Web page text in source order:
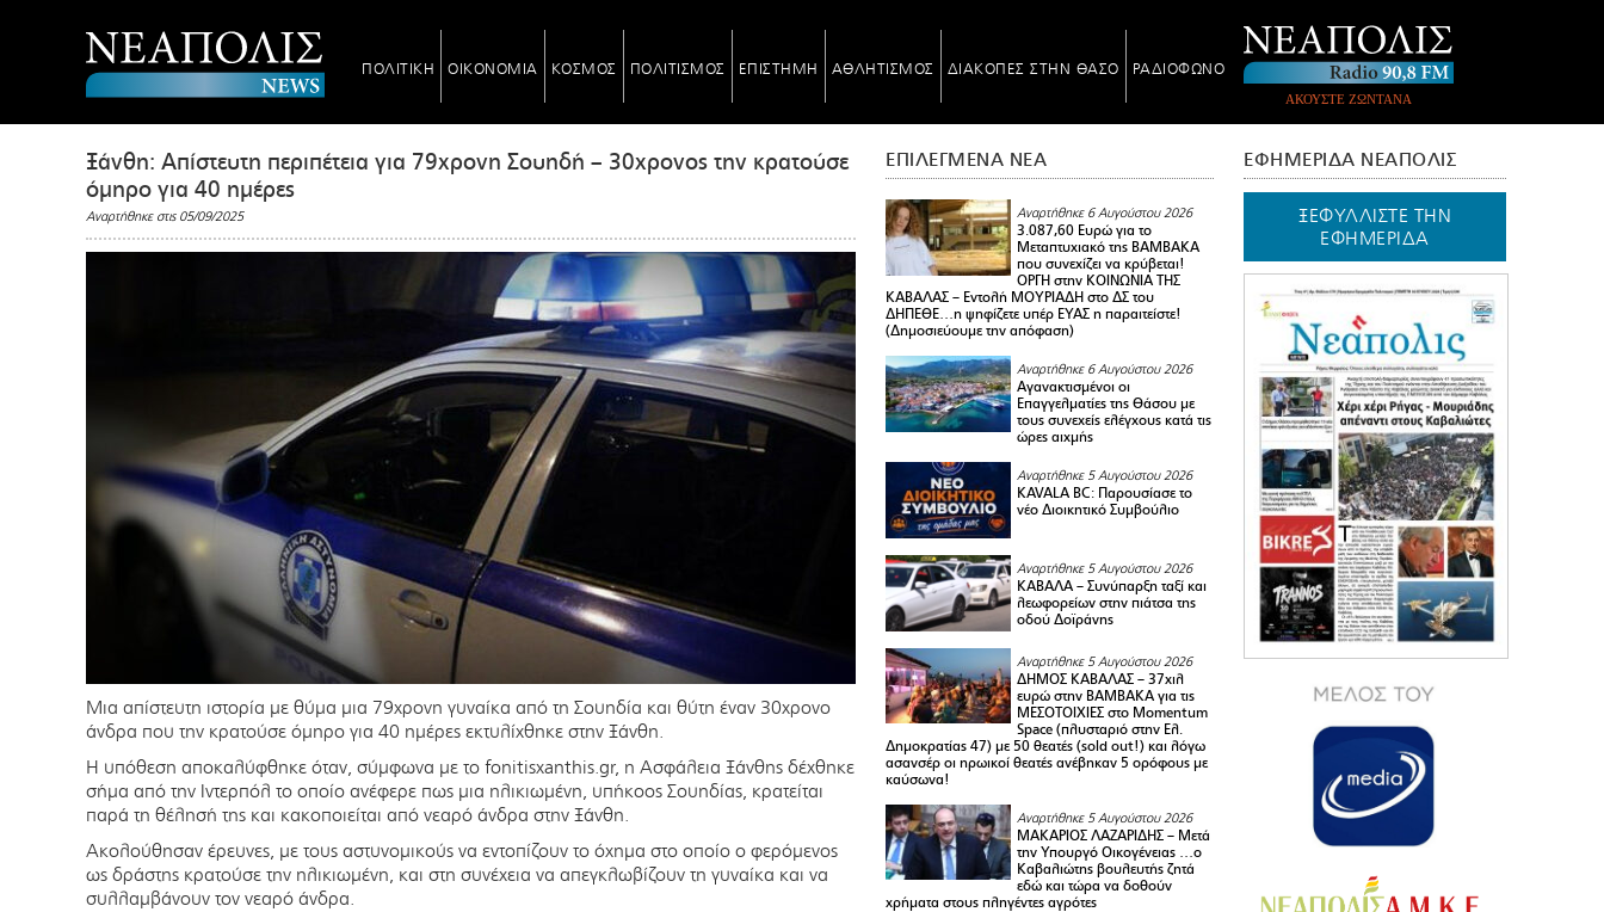
ΠΟΛΙΤΙΚΗ ΟΙΚΟΝΟΜΙΑ ΚΟΣΜΟΣ ΠΟΛΙΤΙΣΜΟΣ ΕΠΙΣΤΗΜΗ ΑΘΛΗΤΙΣΜΟΣ ΔΙΑΚΟΠΕΣ ΣΤΗΝ ΘΑΣΟ ΡΑΔΙΟΦΩΝΟ
ΑΚΟΥΣΤΕ ΖΩΝΤΑΝΑ
Ξάνθη: Απίστευτη περιπέτεια για 79χρονη Σουηδή – 30χρονος την κρατούσε
όμηρο για 40 ημέρες
Αναρτήθηκε στις 05/09/2025
Μια απίστευτη ιστορία με θύμα μια 79χρονη γυναίκα από τη Σουηδία και θύτη έναν 30χρονο
άνδρα που την κρατούσε όμηρο για 40 ημέρες εκτυλίχθηκε στην Ξάνθη.
Η υπόθεση αποκαλύφθηκε όταν, σύμφωνα με το fonitisxanthis.gr, η Ασφάλεια Ξάνθης δέχθηκε
σήμα από την Ιντερπόλ το οποίο ανέφερε πως μια ηλικιωμένη, υπήκοος Σουηδίας, κρατείται
παρά τη θέλησή της και κακοποιείται από νεαρό άνδρα στην Ξάνθη.
Ακολούθησαν έρευνες, με τους αστυνομικούς να εντοπίζουν το όχημα στο οποίο ο φερόμενος
ως δράστης κρατούσε την ηλικιωμένη, και στη συνέχεια να απεγκλωβίζουν τη γυναίκα και να
συλλαμβάνουν τον νεαρό άνδρα.
ΕΠΙΛΕΓΜΕΝΑ ΝΕΑ
Αναρτήθηκε 6 Αυγούστου 2026
3.087,60 Ευρώ για το
Μεταπτυχιακό της ΒΑΜΒΑΚΑ
που συνεχίζει να κρύβεται!
ΟΡΓΗ στην ΚΟΙΝΩΝΙΑ ΤΗΣ
ΚΑΒΑΛΑΣ – Εντολή ΜΟΥΡΙΑΔΗ στο ΔΣ του
ΔΗΠΕΘΕ…η ψηφίζετε υπέρ ΕΥΑΣ η παραιτείστε!
(Δημοσιεύουμε την απόφαση)
Αναρτήθηκε 6 Αυγούστου 2026
Αγανακτισμένοι οι
Επαγγελματίες της Θάσου με
τους συνεχείς ελέγχους κατά τις
ώρες αιχμής
Αναρτήθηκε 5 Αυγούστου 2026
KAVALA BC: Παρουσίασε το
νέο Διοικητικό Συμβούλιο
Αναρτήθηκε 5 Αυγούστου 2026
ΚΑΒΑΛΑ – Συνύπαρξη ταξί και
λεωφορείων στην πιάτσα της
οδού Δοϊράνης
Αναρτήθηκε 5 Αυγούστου 2026
ΔΗΜΟΣ ΚΑΒΑΛΑΣ – 37χιλ
ευρώ στην ΒΑΜΒΑΚΑ για τις
ΜΕΣΟΤΟΙΧΙΕΣ στο Momentum
Space (πλυσταριό στην Ελ.
Δημοκρατίας 47) με 50 θεατές (sold out!) και λόγω
ασανσέρ οι ηρωικοί θεατές ανέβηκαν 5 ορόφους με
καύσωνα!
Αναρτήθηκε 5 Αυγούστου 2026
ΜΑΚΑΡΙΟΣ ΛΑΖΑΡΙΔΗΣ – Μετά
την Υπουργό Οικογένειας …ο
Καβαλιώτης βουλευτής ζητά
εδώ και τώρα να δοθούν
χρήματα στους πληγέντες αγρότες
ΕΦΗΜΕΡΙΔΑ ΝΕΑΠΟΛΙΣ
ΞΕΦΥΛΛΙΣΤΕ ΤΗΝ
ΕΦΗΜΕΡΙΔΑ